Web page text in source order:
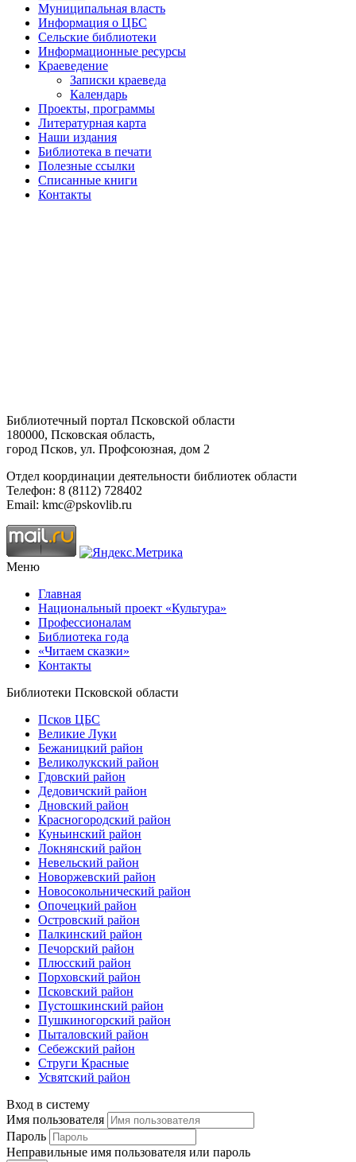
Муниципальная власть
Информация о ЦБС
Сельские библиотеки
Информационные ресурсы
Краеведение
Записки краеведа
Календарь
Проекты, программы
Литературная карта
Наши издания
Библиотека в печати
Полезные ссылки
Списанные книги
Контакты
Библиотечный портал Псковской области
180000, Псковская область,
город Псков, ул. Профсоюзная, дом 2
Отдел координации деятельности библиотек области
Телефон: 8 (8112) 728402
Email: kmc@pskovlib.ru
Меню
Главная
Национальный проект «Культура»
Профессионалам
Библиотека года
«Читаем сказки»
Контакты
Библиотеки Псковской области
Псков ЦБС
Великие Луки
Бежаницкий район
Великолукский район
Гдовский район
Дедовичский район
Дновский район
Красногородский район
Куньинский район
Локнянский район
Невельский район
Новоржевский район
Новосокольнический район
Опочецкий район
Островский район
Палкинский район
Печорский район
Плюсский район
Порховский район
Псковский район
Пустошкинский район
Пушкиногорский район
Пыталовский район
Себежский район
Струги Красные
Усвятский район
Вход в систему
Имя пользователя
Пароль
Неправильные имя пользователя или пароль